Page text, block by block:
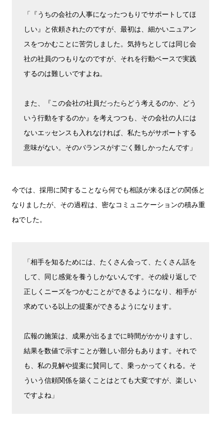
「『うちの会社の人事になったつもりでサポートしてほ
しい』と依頼されたのですが、最初は、細かいニュアン
スをつかむことに苦労しました。気持ちとしては同じ会
社の社員のつもりなのですが、それを行動ベースで実践
するのは難しいですよね。
また、『この会社の社員だったらどう考えるのか、どう
いう行動をするのか』を考えつつも、その会社の人には
ないエッセンスも入れなければ、私たちがサポートする
意味がない。そのバランスがすごく難しかったんです」
今では、採用に関することなら何でも相談が来るほどの関係と
なりましたが、その過程は、密なコミュニケーションの積み重
ねでした。
「相手を知るためには、たくさん会って、たくさん話を
して、同じ感覚を養うしかないんです。その繰り返しで
正しくニーズをつかむことができるようになり、相手が
求めている以上の提案ができるようになります。
広報の施策は、成果が出るまでに時間がかかりますし、
結果を数値で示すことが難しい部分もあります。それで
も、私の見解や提案に賛同して、乗っかってくれる。そ
ういう信頼関係を築くことはとても大変ですが、楽しい
ですよね」